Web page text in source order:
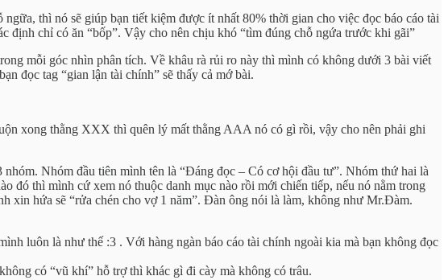
thì nó sẽ giúp bạn tiết kiệm được ít nhất 80% thời gian cho việc đọc báo cáo tài
chỉ có ăn “bốp”. Vậy cho nên chịu khó “tìm đúng chỗ ngứa trước khi gãi”
mỗi góc nhìn phân tích. Về khâu rà rủi ro này thì mình có không dưới 3 bài viết
đọc tag “gian lận tài chính” sẽ thấy cả mớ bài.
xong thằng XXX thì quên lý mất thằng AAA nó có gì rồi, vậy cho nên phải ghi
Nhóm đầu tiên mình tên là “Đáng đọc – Có cơ hội đầu tư”. Nhóm thứ hai là
đó thì mình cứ xem nó thuộc danh mục nào rồi mới chiến tiếp, nếu nó nằm trong
hứa sẽ “rửa chén cho vợ 1 năm”. Đàn ông nói là làm, không như Mr.Đàm.
luôn là như thế :3 . Với hàng ngàn báo cáo tài chính ngoài kia mà bạn không đọc
có “vũ khí” hỗ trợ thì khác gì đi cày mà không có trâu.